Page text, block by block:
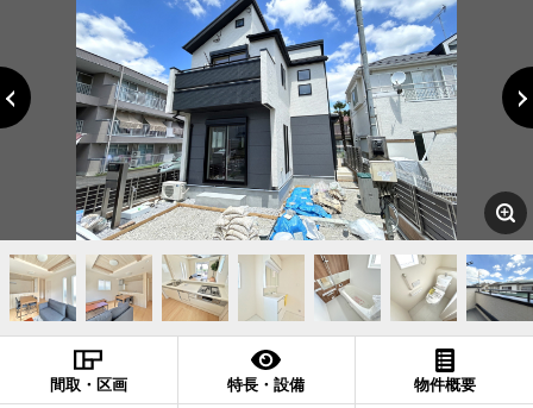
間取・区画 特長・設備 物件概要